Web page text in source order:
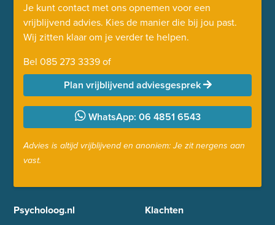
Je kunt contact met ons opnemen voor een
vrijblijvend advies. Kies de manier die bij jou past.
Wij zitten klaar om je verder te helpen.
Bel 085 273 3339of
Plan vrijblijvend adviesgesprek
WhatsApp: 06 4851 6543
Advies is altijd vrijblijvend en anoniem: Je zit nergens aan
vast.
Psycholoog.nl
Klachten